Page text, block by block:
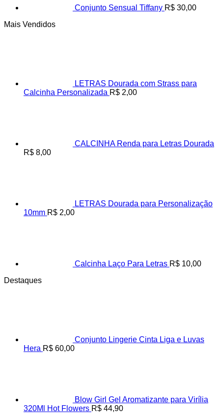
Conjunto Sensual Tiffany R$ 30,00
Mais Vendidos
LETRAS Dourada com Strass para
Calcinha Personalizada R$ 2,00
CALCINHA Renda para Letras Dourada
R$ 8,00
LETRAS Dourada para Personalização
10mm R$ 2,00
Calcinha Laço Para Letras R$ 10,00
Destaques
Conjunto Lingerie Cinta Liga e Luvas
Hera R$ 60,00
Blow Girl Gel Aromatizante para Virília
320Ml Hot Flowers R$ 44,90